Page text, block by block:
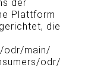
der
Plattform
die
odr/main/
odr/